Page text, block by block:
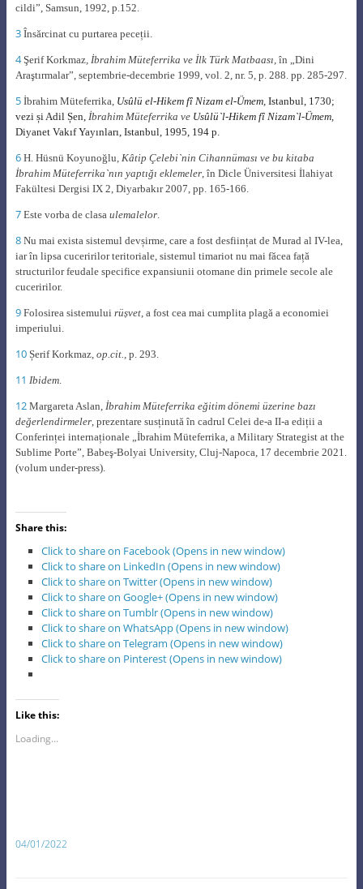
cildi”, Samsun, 1992, p.152.
3 Însărcinat cu purtarea peceții.
4Şerif Korkmaz, İbrahim Müteferrika ve İlk Türk Matbaası, în „Dini
Araştırmalar”, septembrie-decembrie 1999, vol. 2, nr. 5, p. 288. pp. 285-297.
5 İbrahim Müteferrika, Usûlü el-Hikem fî Nizam el-Ümem, Istanbul, 1730;
vezi și Adil Șen, İbrahim Müteferrika ve Usûlü `l-Hikem fî Nizam`l-Ümem,
Diyanet Vakıf Yayınları, Istanbul, 1995, 194 p.
6H. Hüsnü Koyunoğlu, Kâtip Çelebi`nin Cihannüması ve bu kitaba
İbrahim Müteferrika`nın yaptığı eklemeler, în Dicle Üniversitesi İlahiyat
Fakültesi Dergisi IX 2, Diyarbakır 2007, pp. 165-166.
7Este vorba de clasa ulemalelor.
8Nu mai exista sistemul devșirme, care a fost desființat de Murad al IV-lea,
iar în lipsa cuceririlor teritoriale, sistemul timariot nu mai făcea față
structurilor feudale specifice expansiunii otomane din primele secole ale
cuceririlor.
9Folosirea sistemului rüșvet, a fost cea mai cumplita plagă a economiei
imperiului.
10Șerif Korkmaz, op.cit., p. 293.
11 Ibidem.
12Margareta Aslan, İbrahim Müteferrika eğitim dönemi üzerine bazı
değerlendirmeler, prezentare susținută în cadrul Celei de-a II-a ediții a
Conferinței internaționale „İbrahim Müteferrika, a Military Strategist at the
Sublime Porte”, Babeş-Bolyai University, Cluj-Napoca 17 decembrie 2021.
(volum under-press).
Share this:
Click to share on Facebook (Opens in new window)
Click to share on LinkedIn (Opens in new window)
Click to share on Twitter (Opens in new window)
Click to share on Google+ (Opens in new window)
Click to share on Tumblr (Opens in new window)
Click to share on WhatsApp (Opens in new window)
Click to share on Telegram (Opens in new window)
Click to share on Pinterest (Opens in new window)
Like this:
Loading...
04/01/2022